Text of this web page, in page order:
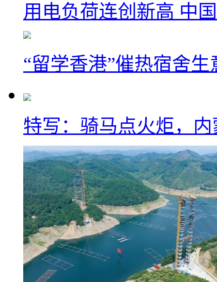
用电负荷连创新高 中
“留学香港”催热宿舍
特写：骑马点火炬，